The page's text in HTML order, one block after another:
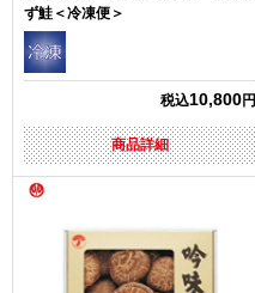
ず鮭＜冷凍便＞
税込10,800円
商品詳細